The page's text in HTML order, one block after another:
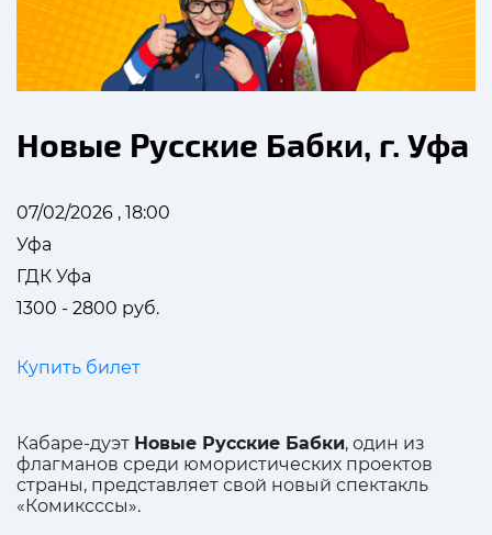
Новые Русские Бабки, г. Уфа
07/02/2026 , 18:00
Уфа
ГДК Уфа
1300 - 2800 руб.
Купить билет
Кабаре-дуэт Новые Русские Бабки, один из
флагманов среди юмористических проектов
страны, представляет свой новый спектакль
«Комиксссы».